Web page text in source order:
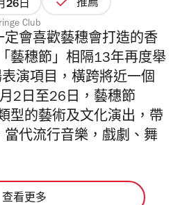
26日 推薦
Club
會喜歡藝穗會打造的香
藝穗節」相隔13年再度舉
演項目，橫跨將近一個
2日至26日，藝穗節
型的藝術及文化演出，帶
當代流行音樂，戲劇、舞
查看更多